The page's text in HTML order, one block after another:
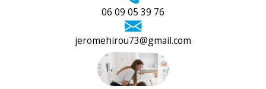
06 09 05 39 76
jeromehirou73@gmail.com